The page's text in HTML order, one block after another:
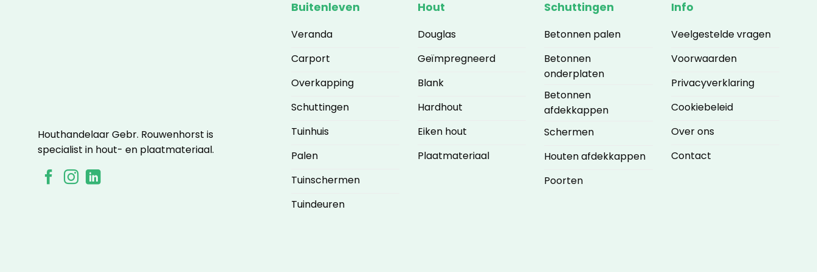
Houthandelaar Gebr. Rouwenhorst is
specialist in hout- en plaatmateriaal.
Buitenleven
Veranda
Carport
Overkapping
Schuttingen
Tuinhuis
Palen
Tuinschermen
Tuindeuren
Hout
Douglas
Geïmpregneerd
Blank
Hardhout
Eiken hout
Plaatmateriaal
Schuttingen
Betonnen palen
Betonnen
onderplaten
Betonnen
afdekkappen
Schermen
Houten afdekkappen
Poorten
Info
Veelgestelde vragen
Voorwaarden
Privacyverklaring
Cookiebeleid
Over ons
Contact